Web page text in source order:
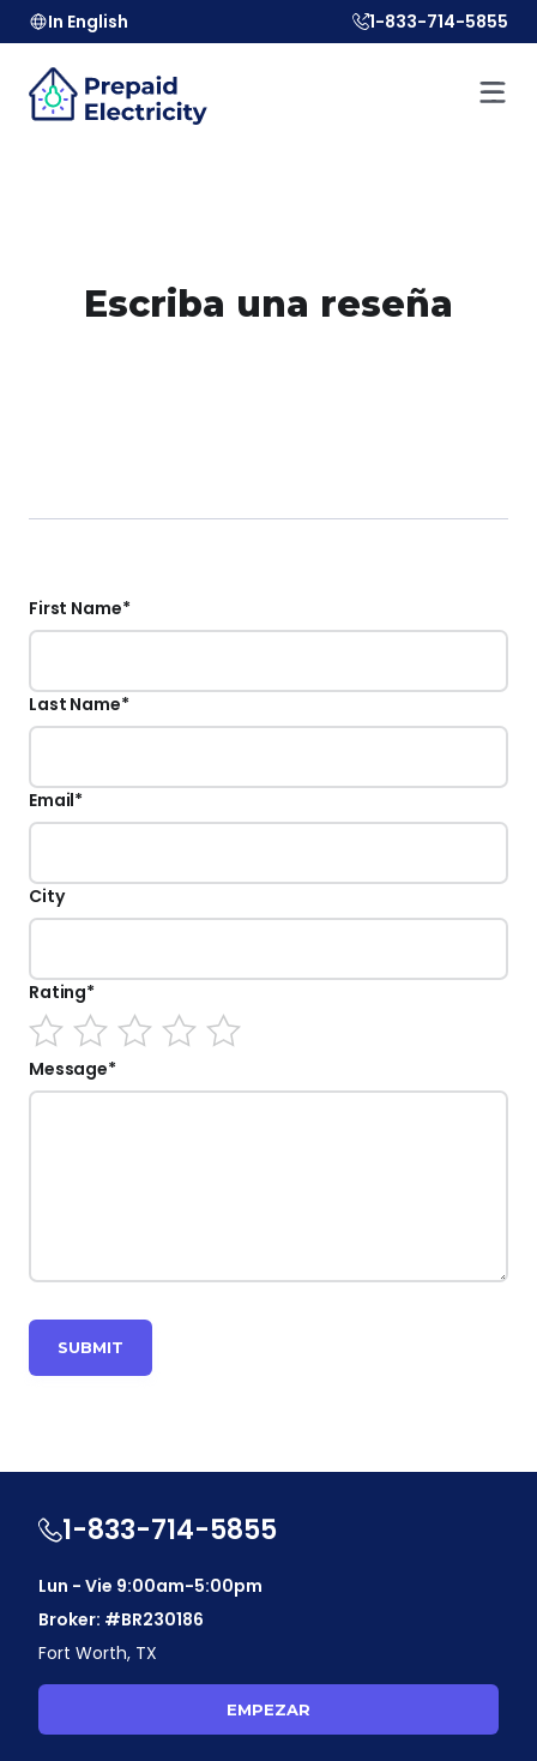
In English 1-833-714-5855
Escriba una reseña
First Name*
Last Name*
Email*
City
Rating*
Message*
1-833-714-5855
Lun - Vie 9:00am-5:00pm
Broker: #BR230186
Fort Worth, TX
EMPEZAR